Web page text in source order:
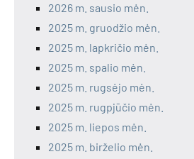
2026 m. sausio mėn.
2025 m. gruodžio mėn.
2025 m. lapkričio mėn.
2025 m. spalio mėn.
2025 m. rugsėjo mėn.
2025 m. rugpjūčio mėn.
2025 m. liepos mėn.
2025 m. birželio mėn.